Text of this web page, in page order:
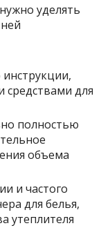
уделять
инструкции,
для
полностью
объема
и частого
для белья,
утеплителя